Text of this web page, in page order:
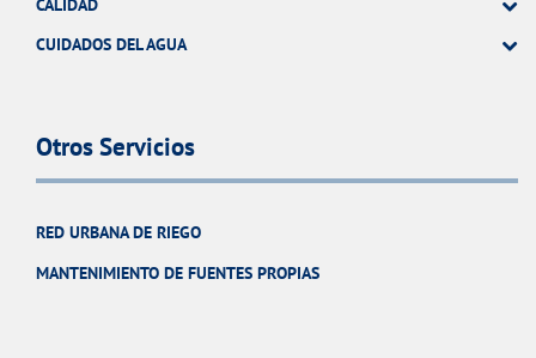
CALIDAD
CUIDADOS DEL AGUA
Otros Servicios
RED URBANA DE RIEGO
MANTENIMIENTO DE FUENTES PROPIAS